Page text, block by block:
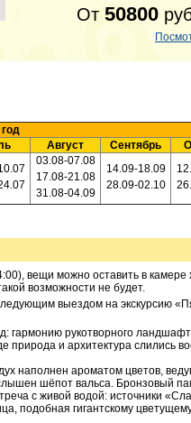
От 50800
Август Сентябрь
03.08-07.08
17.08-21.08
31.08-04.09
14.09-18.09
28.09-02.10
вещи можно оставить в камере
возможности не будет.
выездом на экскурсию
гармонию рукотворного
природа и архитектура слились
наполнен ароматом цветов,
шёпот вальса. Бронзовый
с живой водой: источники
подобная гигантскому